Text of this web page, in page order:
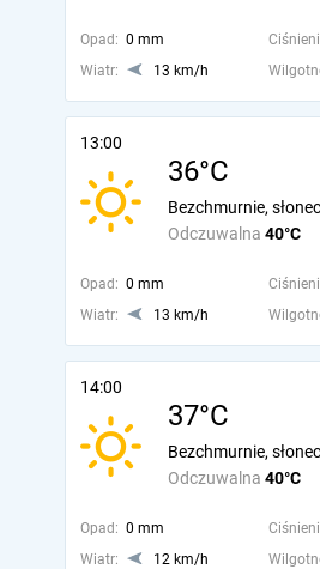
Opad: 0 mm
Wiatr:
13 km/h
13:00
36°C
Odczuwalna 40°C
Bezchmurnie,
Opad: 0 mm
Wiatr:
13 km/h
14:00
37°C
Odczuwalna 40°C
Bezchmurnie,
Opad: 0 mm
Wiatr:
12 km/h